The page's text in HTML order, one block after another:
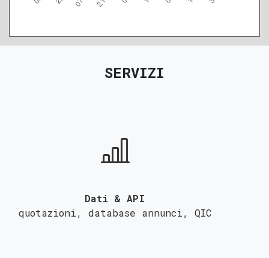
SERVIZI
Dati & API
quotazioni, database annunci, QIC